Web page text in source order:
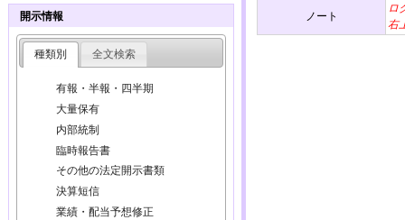
ノート
ロ
右
開示情報
種類別 全文検索
有報・半報・四半期
大量保有
内部統制
臨時報告書
その他の法定開示書類
決算短信
業績・配当予想修正